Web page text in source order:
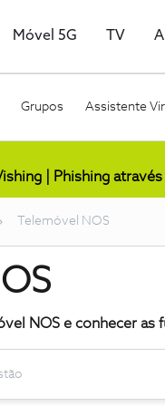
Móvel 5G TV
Grupos Assistente
| Phishing
Telemóvel NOS
NOS e conhecer as